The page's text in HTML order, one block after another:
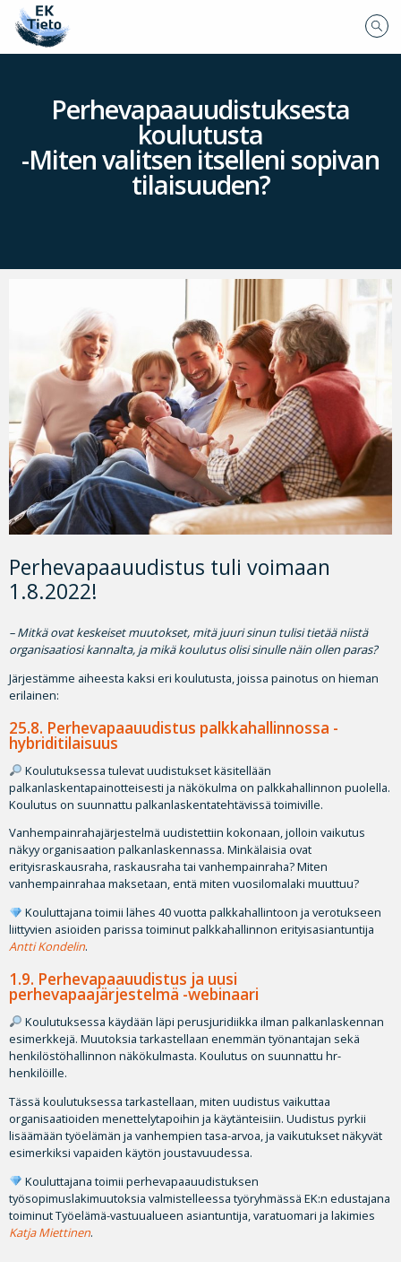
Perhevapaauudistuksesta
koulutusta
-Miten valitsen itselleni sopivan
tilaisuuden?
Perhevapaauudistus tuli voimaan
1.8.2022!
– Mitkä ovat keskeiset muutokset, mitä juuri sinun tulisi tietää niistä
organisaatiosi kannalta, ja mikä koulutus olisi sinulle näin ollen paras?
Järjestämme aiheesta kaksi eri koulutusta, joissa painotus on hieman
erilainen:
25.8. Perhevapaauudistus palkkahallinnossa -
hybriditilaisuus
Koulutuksessa tulevat uudistukset käsitellään
palkanlaskentapainotteisesti ja näkökulma on palkkahallinnon puolella.
Koulutus on suunnattu palkanlaskentatehtävissä toimiville.
Vanhempainrahajärjestelmä uudistettiin kokonaan, jolloin vaikutus
näkyy organisaation palkanlaskennassa. Minkälaisia ovat
erityisraskausraha, raskausraha tai vanhempainraha? Miten
vanhempainrahaa maksetaan, entä miten vuosilomalaki muuttuu?
Kouluttajana toimii lähes 40 vuotta palkkahallintoon ja verotukseen
liittyvien asioiden parissa toiminut palkkahallinnon erityisasiantuntija
Antti Kondelin.
1.9. Perhevapaauudistus ja uusi
perhevapaajärjestelmä -webinaari
Koulutuksessa käydään läpi perusjuridiikka ilman palkanlaskennan
esimerkkejä. Muutoksia tarkastellaan enemmän työnantajan sekä
henkilöstöhallinnon näkökulmasta. Koulutus on suunnattu hr-
henkilöille.
Tässä koulutuksessa tarkastellaan, miten uudistus vaikuttaa
organisaatioiden menettelytapoihin ja käytänteisiin. Uudistus pyrkii
lisäämään työelämän ja vanhempien tasa-arvoa, ja vaikutukset näkyvät
esimerkiksi vapaiden käytön joustavuudessa.
Kouluttajana toimii perhevapaauudistuksen
työsopimuslakimuutoksia valmistelleessa työryhmässä EK:n edustajana
toiminut Työelämä-vastuualueen asiantuntija, varatuomari ja lakimies
Katja Miettinen.